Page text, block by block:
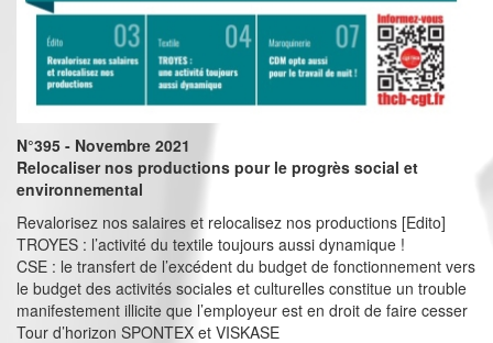
N°395 - Novembre 2021
Relocaliser nos productions pour le progrès social et
environnemental
Revalorisez nos salaires et relocalisez nos productions [Edito]
TROYES : l’activité du textile toujours aussi dynamique !
CSE : le transfert de l’excédent du budget de fonctionnement vers
le budget des activités sociales et culturelles constitue un trouble
manifestement illicite que l’employeur est en droit de faire cesser
Tour d’horizon SPONTEX et VISKASE